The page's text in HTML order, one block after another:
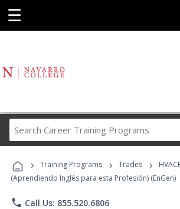
☰
Career
Programs
› Training Programs › Trades ›
(Aprendiendo Inglés para esta Profesión) (EnGen)
phone Call Us: 855.520.6806